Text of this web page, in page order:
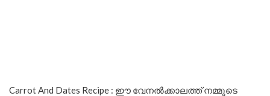
Carrot And Dates Recipe : ഈ വേനൽക്കാലത്ത് നമ്മുടെ